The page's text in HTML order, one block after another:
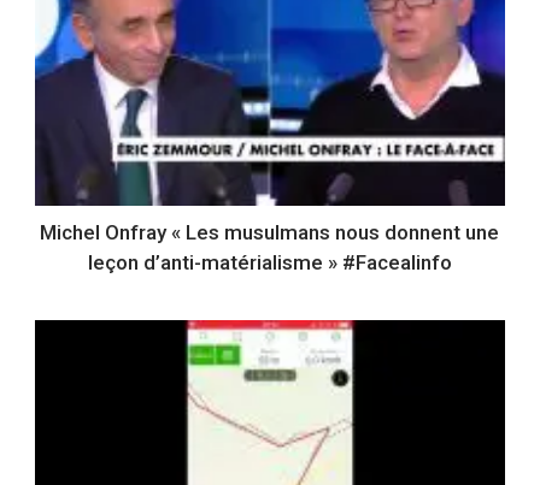
Michel Onfray « Les musulmans nous donnent une
leçon d’anti-matérialisme » #Facealinfo